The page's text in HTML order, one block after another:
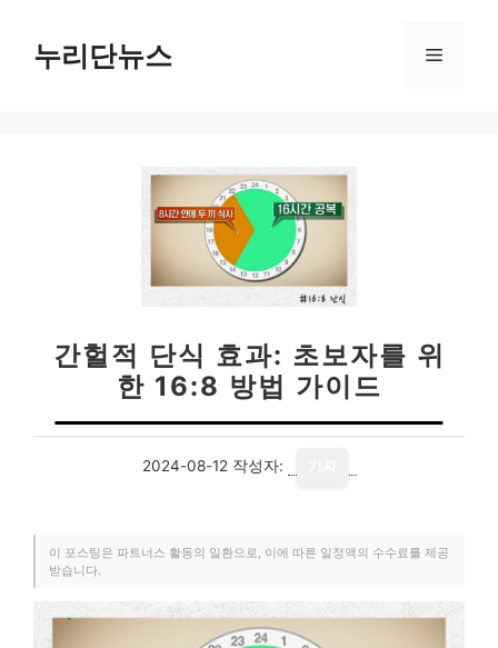
누리단뉴스 메
간헐적 단식 효과: 초보자를 위
한 16:8 방법 가이드
2024-08-12 작성자:
이 포스팅은 파트너스 활동의 일환으로, 이에 따른 일정액의 수수료를 제공
받습니다.